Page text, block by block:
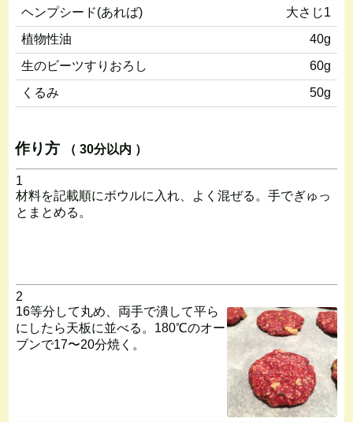
ヘンプシード(あれば)
大さじ1
植物性油
40g
生のビーツすりおろし
60g
くるみ
50g
作り方 （ 30分以内 ）
1
材料を記載順にボウルに入れ、よく混ぜる。手でぎゅっ
とまとめる。
2
16等分して丸め、両手で潰して平ら
にしたら天板に並べる。180℃のオー
ブンで17〜20分焼く。